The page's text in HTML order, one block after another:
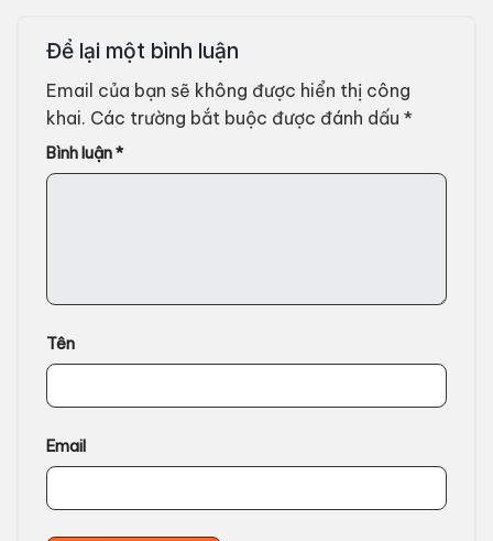
Để lại một bình luận
Email của bạn sẽ không được hiển thị công
khai. Các trường bắt buộc được đánh dấu *
Bình luận*
Tên
Email